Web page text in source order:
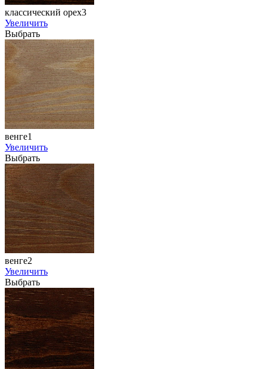
классический орех3
Увеличить
Выбрать
венге1
Увеличить
Выбрать
венге2
Увеличить
Выбрать